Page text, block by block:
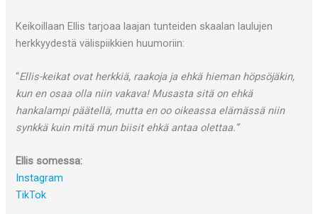
Keikoillaan Ellis tarjoaa laajan tunteiden skaalan laulujen
herkkyydestä välispiikkien huumoriin:
“Ellis-keikat ovat herkkiä, raakoja ja ehkä hieman höpsöjäkin,
kun en osaa olla niin vakava! Musasta sitä on ehkä
hankalampi päätellä, mutta en oo oikeassa elämässä niin
synkkä kuin mitä mun biisit ehkä antaa olettaa.”
Ellis somessa:
Instagram
TikTok